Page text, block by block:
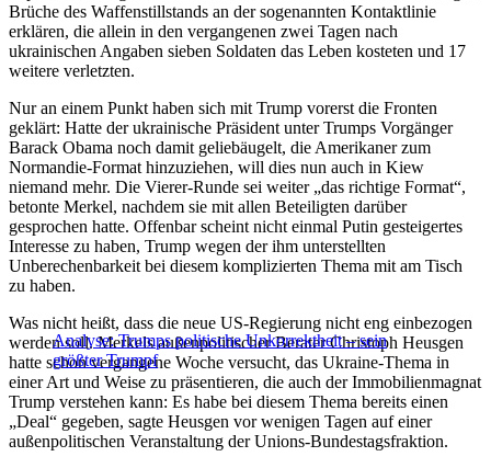
Brüche des Waffenstillstands an der sogenannten Kontaktlinie
erklären, die allein in den vergangenen zwei Tagen nach
ukrainischen Angaben sieben Soldaten das Leben kosteten und 17
weitere verletzten.
Nur an einem Punkt haben sich mit Trump vorerst die Fronten
geklärt: Hatte der ukrainische Präsident unter Trumps Vorgänger
Barack Obama noch damit geliebäugelt, die Amerikaner zum
Normandie-Format hinzuziehen, will dies nun auch in Kiew
niemand mehr. Die Vierer-Runde sei weiter „das richtige Format“,
betonte Merkel, nachdem sie mit allen Beteiligten darüber
gesprochen hatte. Offenbar scheint nicht einmal Putin gesteigertes
Interesse zu haben, Trump wegen der ihm unterstellten
Unberechenbarkeit bei diesem komplizierten Thema mit am Tisch
zu haben.
Analyse: Trumps politische Unkorrektheit – sein
größter Trumpf
Was nicht heißt, dass die neue US-Regierung nicht eng einbezogen
werden soll. Merkels außenpolitischer Berater Christoph Heusgen
hatte schon vergangene Woche versucht, das Ukraine-Thema in
einer Art und Weise zu präsentieren, die auch der Immobilienmagnat
Trump verstehen kann: Es habe bei diesem Thema bereits einen
„Deal“ gegeben, sagte Heusgen vor wenigen Tagen auf einer
außenpolitischen Veranstaltung der Unions-Bundestagsfraktion.